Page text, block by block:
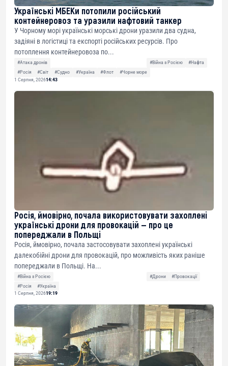
Українські МБЕКи потопили російський
контейнеровоз та уразили нафтовий танкер
У Чорному морі українські морські дрони уразили два судна,
задіяні в логістиці та експорті російських ресурсів. Про
потоплення контейнеровоза по...
#Атака дронів #Війна з Росією
#Нафта
#Росія
#Світ #Судно #Україна #Флот
#Чорне море
1 Серпня, 202614:43
Росія, ймовірно, почала використовувати захоплені
українські дрони для провокацій — про це
попереджали в Польщі
Росія, ймовірно, почала застосовувати захоплені українські
далекобійні дрони для провокацій, про можливість яких раніше
попереджали в Польщі. На...
#Війна з Росією #Дрони
#Провокації
#Росія
#Україна
1 Серпня, 202619:19